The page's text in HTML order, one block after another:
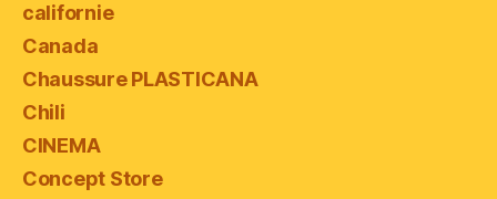
californie
Canada
Chaussure PLASTICANA
Chili
CINEMA
Concept Store